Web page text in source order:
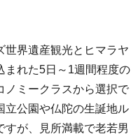
世界遺産観光とヒマラヤ
まれた5日～1週間程度の
ノミークラスから選択で
立公園や仏陀の生誕地ル
すが、見所満載で老若男